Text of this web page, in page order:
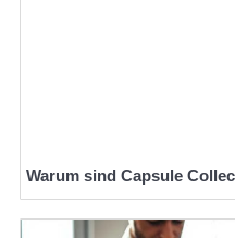
Warum sind Capsule